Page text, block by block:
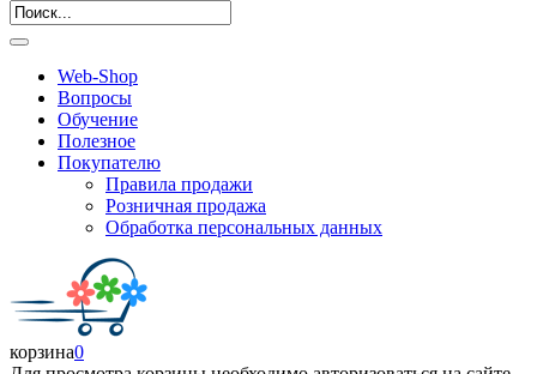
Web-Shop
Вопросы
Обучение
Полезное
Покупателю
Правила продажи
Розничная продажа
Обработка персональных данных
корзина0